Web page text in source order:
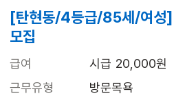
[탄현동/4등급/85세/여성]
모집
급여
시급 20,000원
근무유형
방문목욕